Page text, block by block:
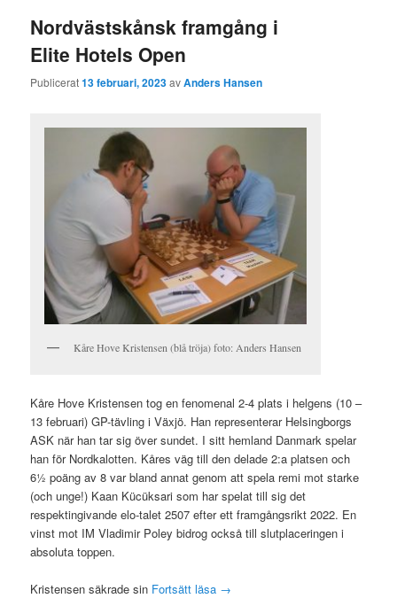
Nordvästskånsk framgång i
Elite Hotels Open
Publicerat13 februari, 2023avAnders Hansen
Kåre Hove Kristensen (blå tröja) foto: Anders Hansen
Kåre Hove Kristensen tog en fenomenal 2-4 plats i helgens (10 –
13 februari) GP-tävling i Växjö. Han representerar Helsingborgs
ASK när han tar sig över sundet. I sitt hemland Danmark spelar
han för Nordkalotten. Kåres väg till den delade 2:a platsen och
6½ poäng av 8 var bland annat genom att spela remi mot starke
(och unge!) Kaan Kücüksari som har spelat till sig det
respektingivande elo-talet 2507 efter ett framgångsrikt 2022. En
vinst mot IM Vladimir Poley bidrog också till slutplaceringen i
absoluta toppen.
Kristensen säkrade sin Fortsätt läsa →